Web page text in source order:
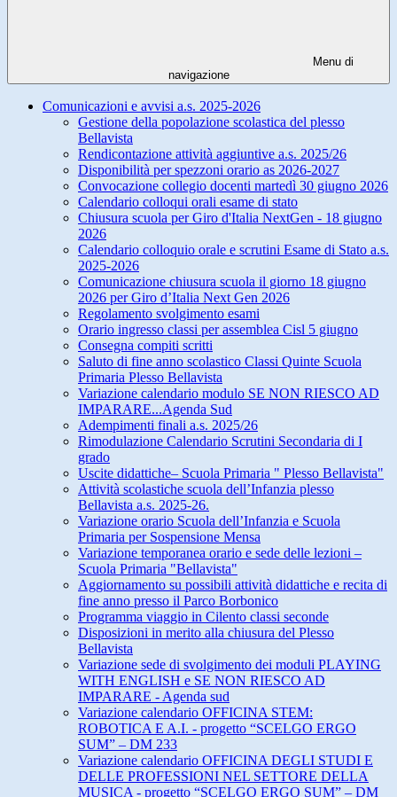
Menu di
navigazione
Comunicazioni e avvisi a.s. 2025-2026
Gestione della popolazione scolastica del plesso
Bellavista
Rendicontazione attività aggiuntive a.s. 2025/26
Disponibilità per spezzoni orario as 2026-2027
Convocazione collegio docenti martedì 30 giugno 2026
Calendario colloqui orali esame di stato
Chiusura scuola per Giro d'Italia NextGen - 18 giugno
2026
Calendario colloquio orale e scrutini Esame di Stato a.s.
2025-2026
Comunicazione chiusura scuola il giorno 18 giugno
2026 per Giro d’Italia Next Gen 2026
Regolamento svolgimento esami
Orario ingresso classi per assemblea Cisl 5 giugno
Consegna compiti scritti
Saluto di fine anno scolastico Classi Quinte Scuola
Primaria Plesso Bellavista
Variazione calendario modulo SE NON RIESCO AD
IMPARARE...Agenda Sud
Adempimenti finali a.s. 2025/26
Rimodulazione Calendario Scrutini Secondaria di I
grado
Uscite didattiche– Scuola Primaria " Plesso Bellavista"
Attività scolastiche scuola dell’Infanzia plesso
Bellavista a.s. 2025-26.
Variazione orario Scuola dell’Infanzia e Scuola
Primaria per Sospensione Mensa
Variazione temporanea orario e sede delle lezioni –
Scuola Primaria "Bellavista"
Aggiornamento su possibili attività didattiche e recita di
fine anno presso il Parco Borbonico
Programma viaggio in Cilento classi seconde
Disposizioni in merito alla chiusura del Plesso
Bellavista
Variazione sede di svolgimento dei moduli PLAYING
WITH ENGLISH e SE NON RIESCO AD
IMPARARE - Agenda sud
Variazione calendario OFFICINA STEM:
ROBOTICA E A.I. - progetto “SCELGO ERGO
SUM” – DM 233
Variazione calendario OFFICINA DEGLI STUDI E
DELLE PROFESSIONI NEL SETTORE DELLA
MUSICA - progetto “SCELGO ERGO SUM” – DM